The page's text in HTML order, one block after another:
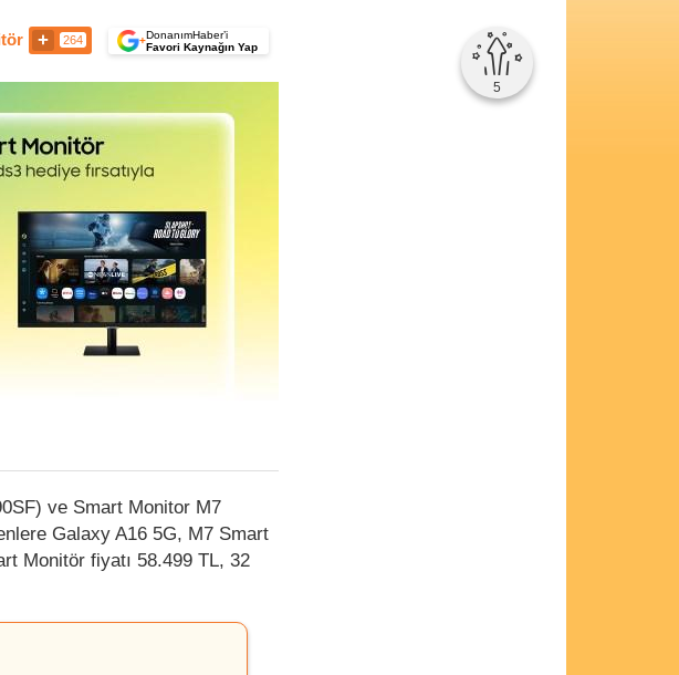
264 +DonanımHaber’i
Favori Kaynağın Yap
5
ve Smart Monitor M7
Galaxy A16 5G, M7 Smart
Monitör fiyatı 58.499 TL, 32